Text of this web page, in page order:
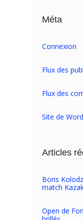
Méta
Connexion
Flux des
Flux des
Site de
Articles
Boris
match
Open de